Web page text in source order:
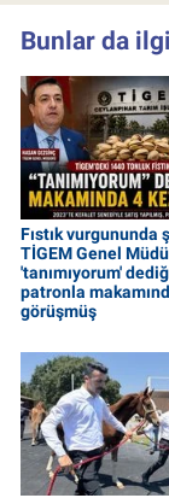
Bunlar da
Fıstık vurgununda
TİGEM Genel
'tanımıyorum'
patronla
görüşmüş